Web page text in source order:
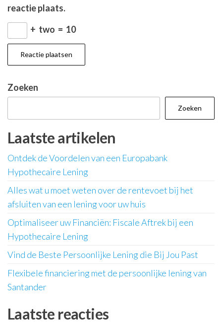
reactie plaats.
+ two = 10
Zoeken
Zoeken
Laatste artikelen
Ontdek de Voordelen van een Europabank
Hypothecaire Lening
Alles wat u moet weten over de rentevoet bij het
afsluiten van een lening voor uw huis
Optimaliseer uw Financiën: Fiscale Aftrek bij een
Hypothecaire Lening
Vind de Beste Persoonlijke Lening die Bij Jou Past
Flexibele financiering met de persoonlijke lening van
Santander
Laatste reacties